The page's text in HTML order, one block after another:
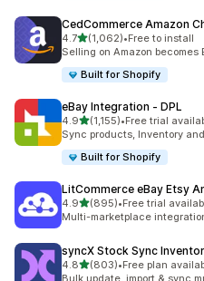
CedCommerce Amazon
4.7เต็ม 5 ดาว
(1,062)
ทั้งหมด 1062 รีวิว
•Free to install
Selling on Amazon
Built for Shopify
eBay Integration ‑ DPL
4.9เต็ม 5 ดาว
(1,155)
ทั้งหมด 1155 รีวิว
•Free trial
Sync products, Inventory
Built for Shopify
LitCommerce eBay Etsy
4.9เต็ม 5 ดาว
(895)
ทั้งหมด 895 รีวิว
•Free trial
Multi-marketplace
syncX Stock Sync
4.8เต็ม 5 ดาว
(803)
ทั้งหมด 803 รีวิว
•Free plan
Bulk update, import & sync